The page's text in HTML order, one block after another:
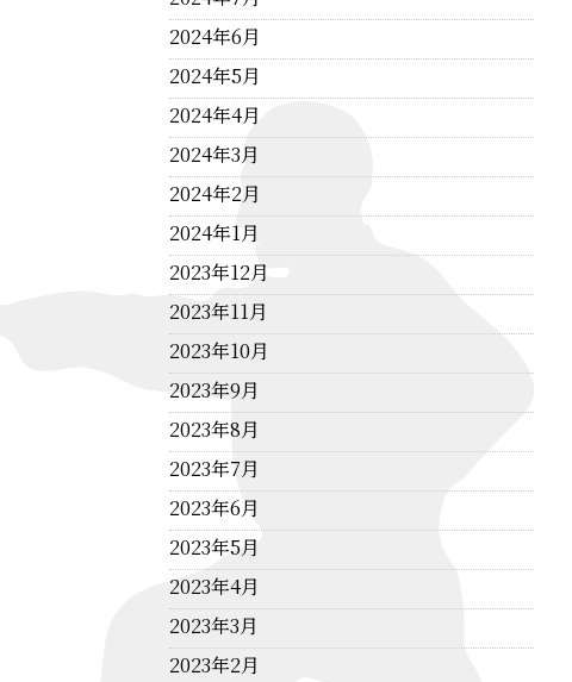
2024年6月
2024年5月
2024年4月
2024年3月
2024年2月
2024年1月
2023年12月
2023年11月
2023年10月
2023年9月
2023年8月
2023年7月
2023年6月
2023年5月
2023年4月
2023年3月
2023年2月